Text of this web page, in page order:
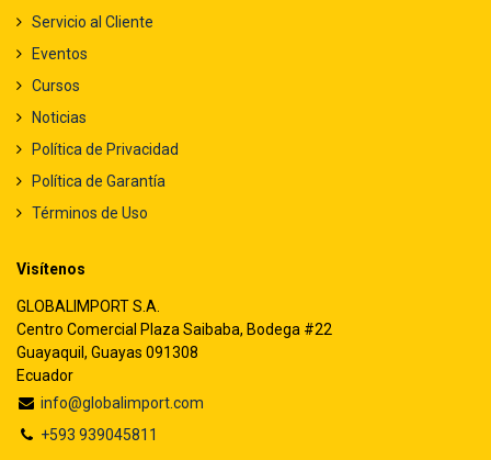
Servicio al Cliente
Eventos
Cursos
Noticias
Política de Privacidad
Política de Garantía
Términos de Uso
Visítenos
GLOBALIMPORT S.A.
Centro Comercial Plaza Saibaba, Bodega #22
Guayaquil, Guayas 091308
Ecuador
info@globalimport.com
+593 939045811